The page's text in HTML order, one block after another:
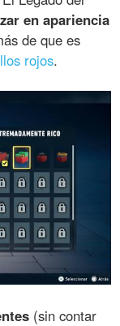
en apariencia
de que es
rojos.
(sin contar